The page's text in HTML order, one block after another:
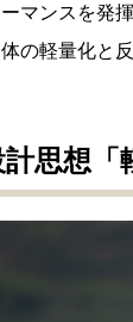
マンスを発
の軽量化と
思想「